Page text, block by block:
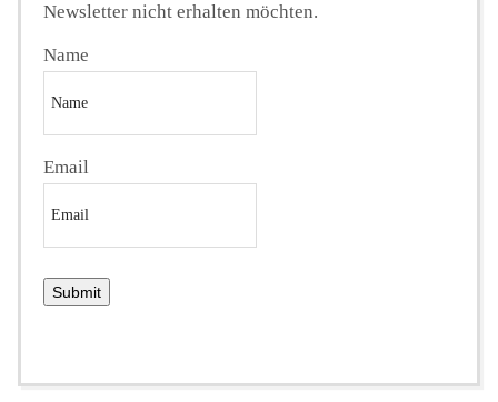
Newsletter nicht erhalten möchten.
Name
Email